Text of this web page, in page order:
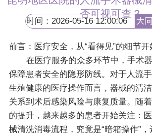
否可视可查？
时间：2026-05-16 12:00:06
大
前言：医疗安全，从“看得见”的细节开
在医疗服务的众多环节中，手术
保障患者安全的隐形防线。对于人流
生殖健康的医疗操作而言，器械的清
关系到术后感染风险与康复质量。随
的提升，越来越多的患者开始关注：
械清洗消毒流程，究竟是“暗箱操作”